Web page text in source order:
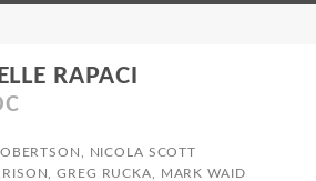
RAPACI
NICOLA SCOTT
GREG RUCKA, MARK WAID